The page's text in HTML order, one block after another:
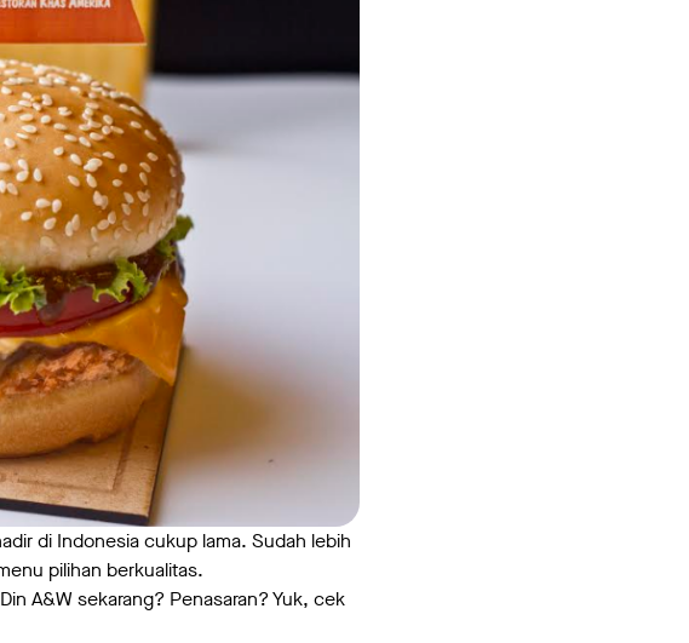
di Indonesia cukup lama. Sudah lebih
pilihan berkualitas.
A&W sekarang? Penasaran? Yuk, cek